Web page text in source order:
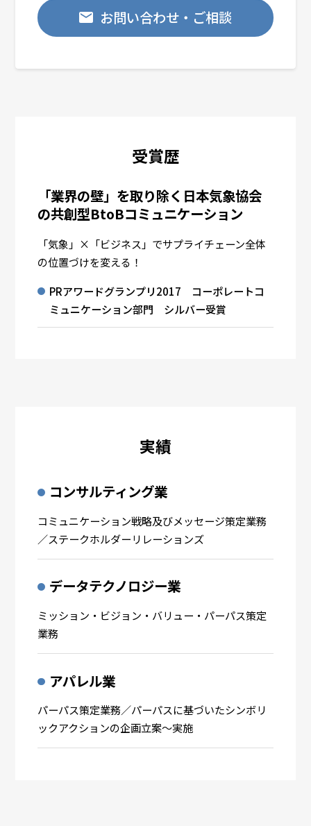
ご覧下さい。
お問い合わせ・ご相談
受賞歴
「業界の壁」を取り除く日本気象協会
の共創型BtoBコミュニケーション
「気象」×「ビジネス」でサプライチェーン全体
の位置づけを変える！
PRアワードグランプリ2017 コーポレートコ
ミュニケーション部門 シルバー受賞
実績
コンサルティング業
コミュニケーション戦略及びメッセージ策定業務
／ステークホルダーリレーションズ
データテクノロジー業
ミッション・ビジョン・バリュー・パーパス策定
業務
アパレル業
パーパス策定業務／パーパスに基づいたシンボリ
ックアクションの企画立案～実施